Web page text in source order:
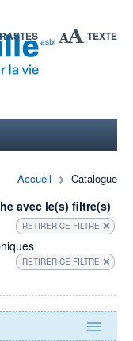
TEXTE
Accueil Catalogue
avec le(s) filtre(s)
RETIRER CE FILTRE
RETIRER CE FILTRE